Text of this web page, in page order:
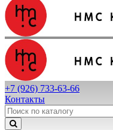
+7 (926) 733-63-66
Контакты